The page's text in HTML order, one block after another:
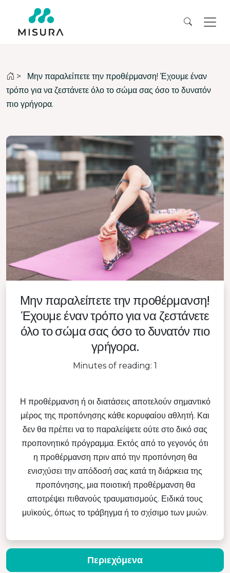
>
Μην παραλείπετε την προθέρμανση! Έχουμε έναν
τρόπο για να ζεστάνετε όλο το σώμα σας όσο το δυνατόν
πιο γρήγορα.
Μην παραλείπετε την προθέρμανση!
Έχουμε έναν τρόπο για να ζεστάνετε
όλο το σώμα σας όσο το δυνατόν πιο
γρήγορα.
Minutes of reading: 1
Η προθέρμανση ή οι διατάσεις αποτελούν σημαντικό
μέρος της προπόνησης κάθε κορυφαίου αθλητή. Και
δεν θα πρέπει να το παραλείψετε ούτε στο δικό σας
προπονητικό πρόγραμμα. Εκτός από το γεγονός ότι
η προθέρμανση πριν από την προπόνηση θα
ενισχύσει την απόδοσή σας κατά τη διάρκεια της
προπόνησης, μια ποιοτική προθέρμανση θα
αποτρέψει πιθανούς τραυματισμούς. Ειδικά τους
μυϊκούς, όπως το τράβηγμα ή το σχίσιμο των μυών.
Περιεχόμενα